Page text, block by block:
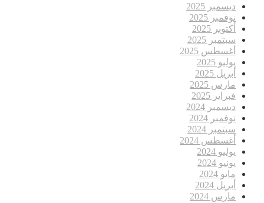
ديسمبر 2025
نوفمبر 2025
أكتوبر 2025
سبتمبر 2025
أغسطس 2025
يوليو 2025
أبريل 2025
مارس 2025
فبراير 2025
ديسمبر 2024
نوفمبر 2024
سبتمبر 2024
أغسطس 2024
يوليو 2024
يونيو 2024
مايو 2024
أبريل 2024
مارس 2024